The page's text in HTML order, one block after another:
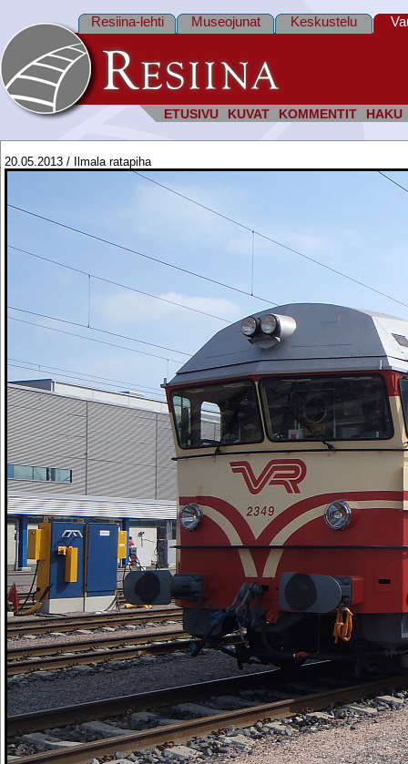
ETUSIVU KUVAT KOMMENTIT HAKU
Resiina-lehti Museojunat Keskustelu
20.05.2013 / Ilmala ratapiha